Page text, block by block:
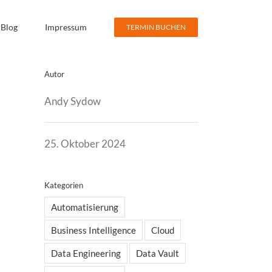
Blog Impressum TERMIN BUCHEN
Autor
Andy Sydow
25. Oktober 2024
Kategorien
Automatisierung
Business Intelligence Cloud
Data Engineering Data Vault